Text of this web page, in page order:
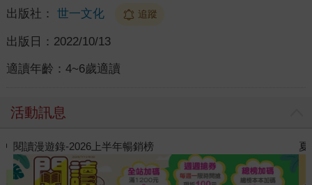
出版社： 世一文化 追蹤
出版日： 2022/10/13
適讀年齡： 4~6歲適讀
活動訊息
夏日閱讀大冒險